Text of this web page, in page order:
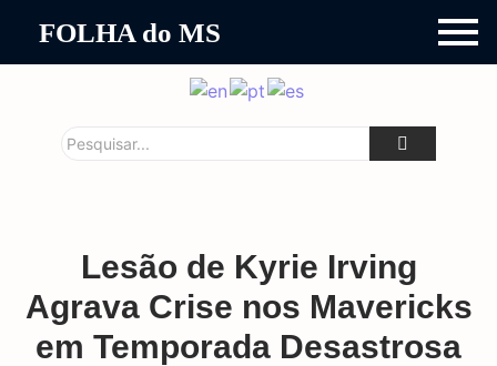
FOLHA do MS
Lesão de Kyrie Irving
Agrava Crise nos Mavericks
em Temporada Desastrosa